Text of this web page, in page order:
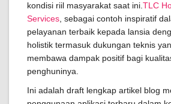
kondisi riil masyarakat saat ini. TLC
Services , sebagai contoh inspiratif
pelayanan terbaik kepada lansia
holistik termasuk dukungan teknis
membawa dampak positif bagi
penghuninya.
Ini adalah draft lengkap artikel blog